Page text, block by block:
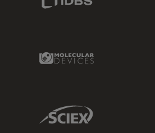
Molecular Devices
Sciex Link